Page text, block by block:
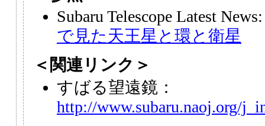
Subaru Telescope Latest
で見た天王星と環と衛星
＜関連リンク＞
すばる望遠鏡：
http://www.subaru.naoj.org/